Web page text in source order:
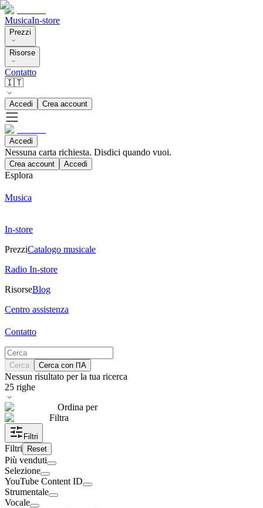
MusicaIn-store
Prezzi
Risorse
Contatto
🇮🇹
Accedi Crea account
Accedi
Nessuna carta richiesta. Disdici quando vuoi.
Crea account Accedi
Esplora
Musica
In-store
PrezziCatalogo musicale
Radio In-store
RisorseBlog
Centro assistenza
Contatto
Cerca Cerca con l'IA
Nessun risultato per la tua ricerca
25 righe
Ordina per
Filtra
Filtri
Filtri Reset
Più venduti
Selezione
YouTube Content ID
Strumentale
Vocale